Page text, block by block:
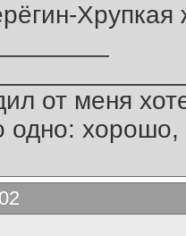
от меня
одно: